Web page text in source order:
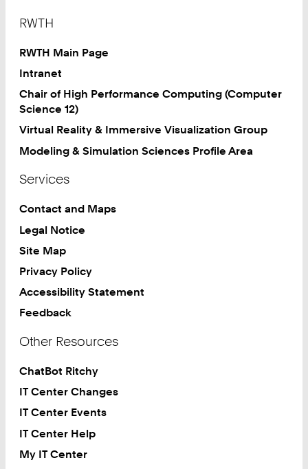
RWTH
RWTH Main Page
Intranet
Chair of High Performance Computing (Computer
Science 12)
Virtual Reality & Immersive Visualization Group
Modeling & Simulation Sciences Profile Area
Services
Contact and Maps
Legal Notice
Site Map
Privacy Policy
Accessibility Statement
Feedback
Other Resources
ChatBot Ritchy
IT Center Changes
IT Center Events
IT Center Help
My IT Center